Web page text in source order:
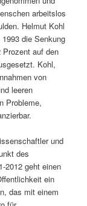
arbeitslos
Helmut Kohl
die Senkung
Prozent auf den
Kohl,
von
leeren
Probleme,
und
des
2012 geht einen
ein
das mit einem